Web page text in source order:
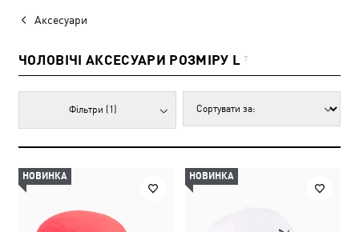
Аксесуари
ЧОЛОВІЧІ АКСЕСУАРИ РОЗМІРУ L 7
Фільтри (1)
НОВИНКА НОВИНКА